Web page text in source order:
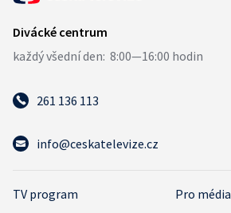
261 136 113
info@ceskatelevize.cz
TV program
Pro média